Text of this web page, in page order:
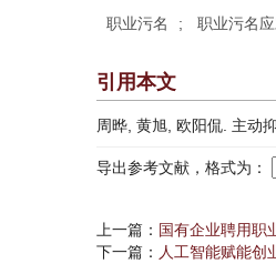
职业污名 ; 职业污名
引用本文
周晔, 黄旭, 欧阳侃. 主动
导出参考文献，格式为：
上一篇： 国有企业聘用
下一篇： 人工智能赋能创